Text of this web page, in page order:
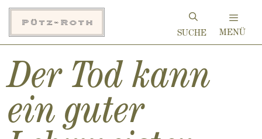
Zum
Inhalt
springen
MENÜ
Der Tod kann
ein guter